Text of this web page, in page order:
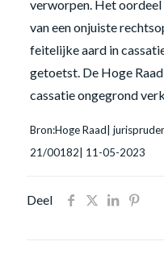
verworpen. Het
van een onjuiste
feitelijke aard in
getoetst. De Hoge
cassatie ongegrond
Bron:Hoge Raad|
21/00182| 11-05-2023
Deel